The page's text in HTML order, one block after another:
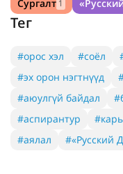
Сургалт 1
Тег
#орос хэл #соёл
#эх орон нэгтнүүд
#аюулгүй байдал
#аспирантур
#аялал
#«Русский